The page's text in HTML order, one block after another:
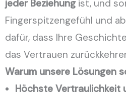
jeder Beziehungist, und
Fingerspitzengefühl und
dafür, dass Ihre
das Vertrauen
Warum unsere Lösungen
Höchste Vertraulichkeit